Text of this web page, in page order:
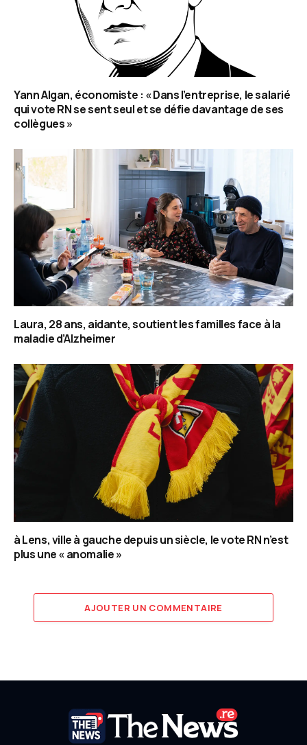
Yann Algan, économiste : « Dans l’entreprise, le salarié
qui vote RN se sent seul et se défie davantage de ses
collègues »
Laura, 28 ans, aidante, soutient les familles face à la
maladie d’Alzheimer
à Lens, ville à gauche depuis un siècle, le vote RN n’est
plus une « anomalie »
AJOUTER UN COMMENTAIRE